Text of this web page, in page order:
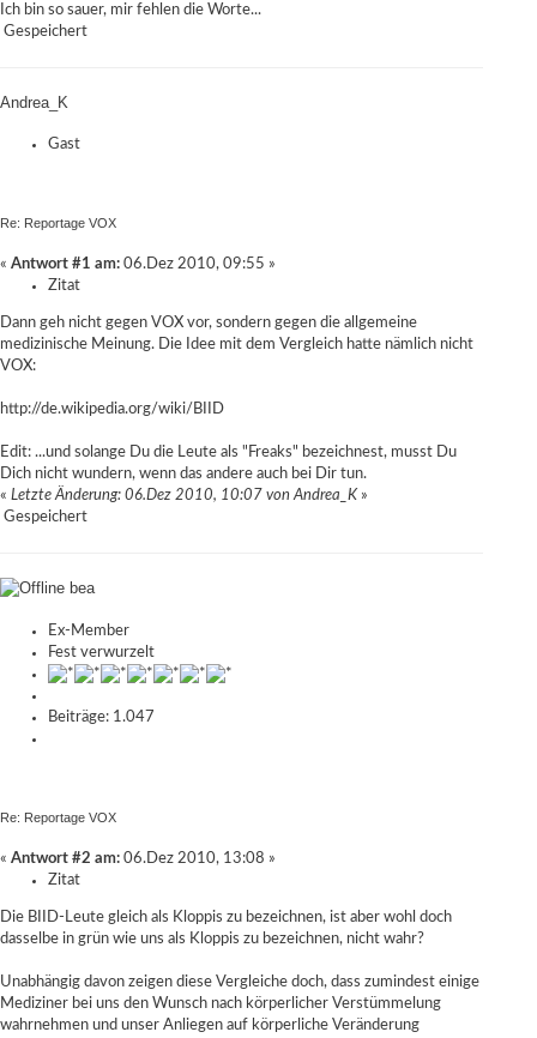
Ich bin so sauer, mir fehlen die Worte...
Gespeichert
Andrea_K
Gast
Re: Reportage VOX
« Antwort #1 am: 06.Dez 2010, 09:55 »
Zitat
Dann geh nicht gegen VOX vor, sondern gegen die allgemeine
medizinische Meinung. Die Idee mit dem Vergleich hatte nämlich nicht
VOX:
http://de.wikipedia.org/wiki/BIID
Edit: ...und solange Du die Leute als "Freaks" bezeichnest, musst Du
Dich nicht wundern, wenn das andere auch bei Dir tun.
« Letzte Änderung: 06.Dez 2010, 10:07 von Andrea_K »
Gespeichert
bea
Ex-Member
Fest verwurzelt
Beiträge: 1.047
Re: Reportage VOX
« Antwort #2 am: 06.Dez 2010, 13:08 »
Zitat
Die BIID-Leute gleich als Kloppis zu bezeichnen, ist aber wohl doch
dasselbe in grün wie uns als Kloppis zu bezeichnen, nicht wahr?
Unabhängig davon zeigen diese Vergleiche doch, dass zumindest einige
Mediziner bei uns den Wunsch nach körperlicher Verstümmelung
wahrnehmen und unser Anliegen auf körperliche Veränderung